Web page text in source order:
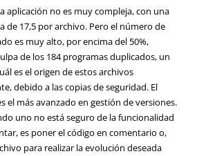
aplicación no es muy compleja, con una
de 17,5 por archivo. Pero el número de
es muy alto, por encima del 50%,
de los 184 programas duplicados, un
es el origen de estos archivos
debido a las copias de seguridad. El
el más avanzado en gestión de versiones.
uno no está seguro de la funcionalidad
es poner el código en comentario o,
para realizar la evolución deseada